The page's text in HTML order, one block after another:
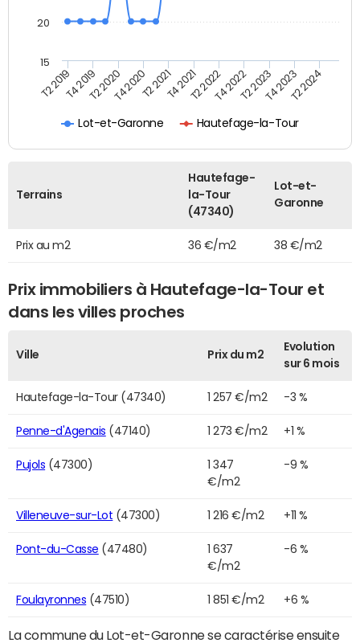
Lot-et-Garonne Hautefage-la-Tour
T2 2019T4 2019T2 2020T4 2020T2 2021T4 2021T2 2022T4 2022T2 2023T4 2023T2 2024
15
20
Terrains
Hautefage-
la-Tour
(47340)
Lot-et-
Garonne
Prix au m2 36 €/m2 38 €/m2
Prix immobiliers à Hautefage-la-Tour et
dans les villes proches
Ville Prix du m2
Evolution
sur 6 mois
Hautefage-la-Tour (47340) 1 257 €/m2 -3 %
Penne-d'Agenais (47140) 1 273 €/m2 +1 %
Pujols (47300)
1 347
€/m2
-9 %
Villeneuve-sur-Lot (47300) 1 216 €/m2 +11 %
Pont-du-Casse (47480)
1 637
€/m2
-6 %
Foulayronnes (47510) 1 851 €/m2 +6 %
La commune du Lot-et-Garonne se caractérise ensuite